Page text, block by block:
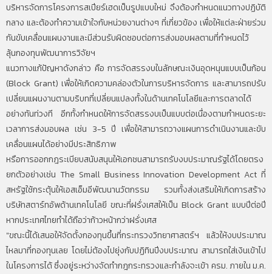
บริหารจัดการโครงการสเปียร์เฮดเป็นรูปแบบใหม่ จึงต้องกำหนดแนวทางปฏิบัติ
กลาง และต้องทำความเข้าใจกับหน่วยงานต่างๆ ที่เกี่ยวข้อง เพื่อให้แต่ละฝ่ายร่วม
กันขับเคลื่อนแผนงานและมีส่วนรับผิดชอบต่อการส่งมอบผลตามที่กำหนดไว้
ลุ้นกองทุนพัฒนาการวิจัยฯ
แนวทางแก้ปัญหาดังกล่าว คือ การจัดสรรงบในลักษณะเงินอุดหนุนแบบเป็นก้อน
(Block Grant) เพื่อให้เกิดความคล่องตัวในการบริหารจัดการ และสามารถปรับ
เปลี่ยนแผนงานตามบริบทที่เปลี่ยนแปลงทั้งในด้านเทคโนโลยีและการตลาดได้
อย่างทันท่วงที อีกทั้งกำหนดให้การจัดสรรงบเป็นแบบต่อเนื่องตามกำหนดระยะ
เวลาการส่งมอบผล เช่น 3-5 ปี เพื่อให้สามารถวางแผนการดำเนินงานและขับ
เคลื่อนแผนได้อย่างมีประสิทธิภาพ
หรือการออกกฎระเบียบสนับสนุนให้เอกชนสามารถรับงบประมาณรัฐได้โดยตรง
ยกตัวอย่างเช่น The Small Business Innovation Development Act ที่
สหรัฐใช้กระตุ้นให้เอสเอ็มอีพัฒนานวัตกรรม รวมทั้งส่งเสริมให้เกิดการสร้าง
บริษัทสตาร์ทอัพด้านเทคโนโลยี ขณะที่ฝรั่งเศสให้เป็น Block Grant แบบปีต่อปี
หากประเทศไทยทำได้ถือว่าก้าวหน้ากว่าฝรั่งเศส
"ขณะนี้ได้เสนอให้จัดตั้งกองทุนขึ้นที่กระทรวงวิทยาศาสตร์ฯ แล้วให้งบประมาณ
ไหลมาที่กองทุนเลย โดยไม่ต้องไปยุ่งกับปฏิทินปีงบประมาณ สามารถใส่เงินเข้าไป
ในโครงการได้ ซึ่งอยู่ระหว่างจัดทำกฎกระทรวงและกำลังจะเข้า ครม. ภายใน ม.ค.